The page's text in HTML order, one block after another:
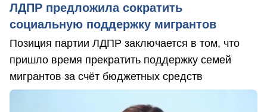
ЛДПР предложила сократить
социальную поддержку мигрантов
Позиция партии ЛДПР заключается в том, что
пришло время прекратить поддержку семей
мигрантов за счёт бюджетных средств